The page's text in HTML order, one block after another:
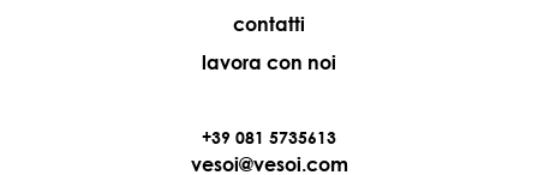
contatti
lavora con noi
+39 081 5735613
vesoi@vesoi.com